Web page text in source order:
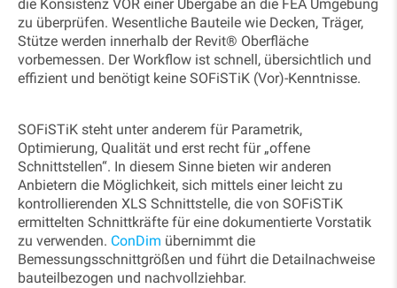
die Konsistenz VOR einer Übergabe an die FEA Umgebung
zu überprüfen. Wesentliche Bauteile wie Decken, Träger,
Stütze werden innerhalb der Revit® Oberfläche
vorbemessen. Der Workflow ist schnell, übersichtlich und
effizient und benötigt keine SOFiSTiK (Vor)-Kenntnisse.
SOFiSTiK steht unter anderem für Parametrik,
Optimierung, Qualität und erst recht für „offene
Schnittstellen“. In diesem Sinne bieten wir anderen
Anbietern die Möglichkeit, sich mittels einer leicht zu
kontrollierenden XLS Schnittstelle, die von SOFiSTiK
ermittelten Schnittkräfte für eine dokumentierte Vorstatik
zu verwenden. ConDim übernimmt die
Bemessungsschnittgrößen und führt die Detailnachweise
bauteilbezogen und nachvollziehbar.